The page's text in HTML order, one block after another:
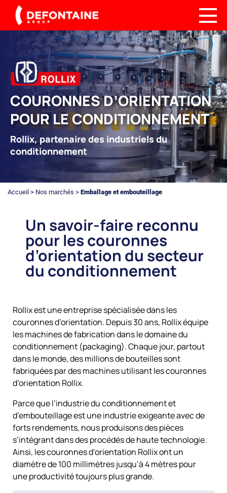
COURONNES D’ORIENTATION
POUR LE CONDITIONNEMENT
Rollix, partenaire des industriels du
conditionnement
Accueil > Nos marchés > Emballage et embouteillage
Un savoir-faire reconnu
pour les couronnes
d’orientation du secteur
du conditionnement
Rollix est une entreprise spécialisée dans les
couronnes d’orientation. Depuis 30 ans, Rollix équipe
les machines de fabrication dans le domaine du
conditionnement (packaging). Chaque jour, partout
dans le monde, des millions de bouteilles sont
fabriquées par des machines utilisant les couronnes
d’orientation Rollix.
Parce que l’industrie du conditionnement et
d’embouteillage est une industrie exigeante avec de
forts rendements, nous produisons des pièces
s’intégrant dans des procédés de haute technologie.
Ainsi, les couronnes d’orientation Rollix ont un
diamètre de 100 millimètres jusqu’à 4 mètres pour
une productivité toujours plus grande.